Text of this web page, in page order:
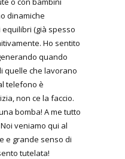
dinamiche
(già spesso
Ho sentito
quando
quelle che lavorano
telefono è
non ce la faccio.
bomba! A me tutto
veniamo qui al
e grande senso di
tutelata!